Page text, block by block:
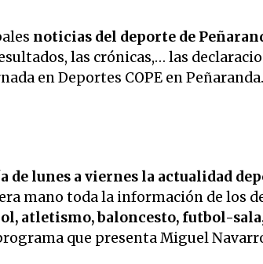
noticias del deporte de
las crónicas,… las
en Deportes COPE en Peñaranda.
de lunes a viernes la actualidad
mano toda la información de los
atletismo, baloncesto, futbol-
que presenta Miguel